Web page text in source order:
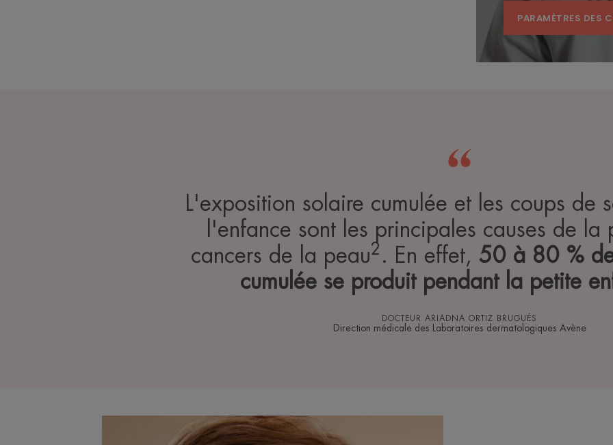
PARAMÈTRES DES
L'exposition solaire cumulée et les coups de
l'enfance sont les principales causes de la
cancers de la peau2 . En effet, 50 à 80 %
cumulée se produit pendant la petite
DOCTEUR ARIADNA ORTIZ BRUGUÉS
Direction médicale des Laboratoires dermatologiques Avène